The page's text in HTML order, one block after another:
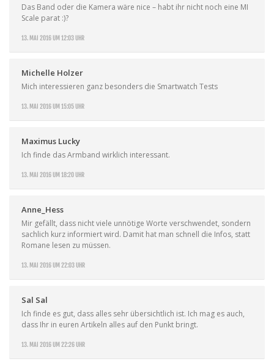
13. MAI 2016 UM 12:03 UHR
Das Band oder die Kamera wäre nice – habt ihr nicht noch eine MI
Scale parat :)?
Michelle Holzer
13. MAI 2016 UM 15:05 UHR
Mich interessieren ganz besonders die Smartwatch Tests
Maximus Lucky
13. MAI 2016 UM 18:20 UHR
Ich finde das Armband wirklich interessant.
Anne_Hess
13. MAI 2016 UM 22:03 UHR
Mir gefällt, dass nicht viele unnötige Worte verschwendet, sondern
sachlich kurz informiert wird. Damit hat man schnell die Infos, statt
Romane lesen zu müssen.
Sal Sal
13. MAI 2016 UM 22:26 UHR
Ich finde es gut, dass alles sehr übersichtlich ist. Ich mag es auch,
dass Ihr in euren Artikeln alles auf den Punkt bringt.